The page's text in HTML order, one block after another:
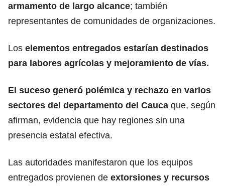
armamento de largo alcance; también
representantes de comunidades de organizaciones.
Los elementos entregados estarían destinados
para labores agrícolas y mejoramiento de vías.
El suceso generó polémica y rechazo en varios
sectores del departamento del Cauca que, según
afirman, evidencia que hay regiones sin una
presencia estatal efectiva.
Las autoridades manifestaron que los equipos
entregados provienen de extorsiones y recursos